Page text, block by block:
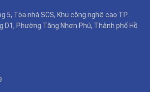
5, Tòa nhà SCS, Khu công nghệ cao TP.
D1, Phường Tăng Nhơn Phú, Thành phố Hồ